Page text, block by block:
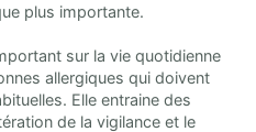
plus importante.
sur la vie quotidienne
allergiques qui doivent
Elle entraine des
de la vigilance et le